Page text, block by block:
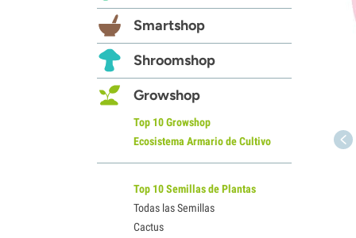
Smartshop
Shroomshop
Growshop
Top 10 Growshop
Ecosistema Armario de Cultivo
Top 10 Semillas de Plantas
Todas las Semillas
Cactus